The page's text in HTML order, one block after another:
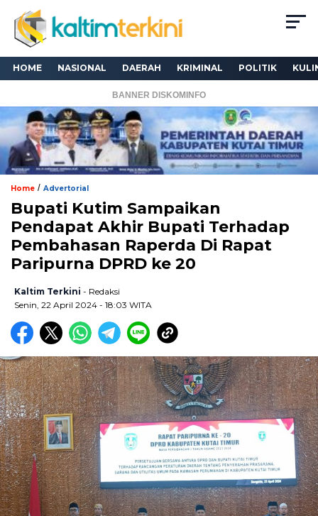
HOME NASIONAL DAERAH KRIMINAL POLITIK
BANNER DISKOMINFO
Home / Advertorial
Bupati Kutim Sampaikan
Pendapat Akhir Bupati Terhadap
Pembahasan Raperda Di Rapat
Paripurna DPRD ke 20
Kaltim Terkini - Redaksi
Senin, 22 April 2024 - 18:03 WITA